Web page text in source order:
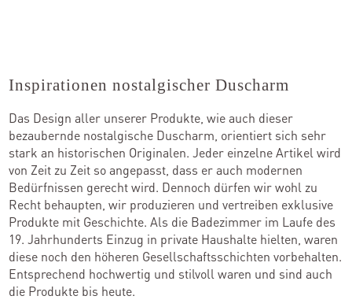
Inspirationen nostalgischer Duscharm
Das Design aller unserer Produkte, wie auch dieser
bezaubernde nostalgische Duscharm, orientiert sich sehr
stark an historischen Originalen. Jeder einzelne Artikel wird
von Zeit zu Zeit so angepasst, dass er auch modernen
Bedürfnissen gerecht wird. Dennoch dürfen wir wohl zu
Recht behaupten, wir produzieren und vertreiben exklusive
Produkte mit Geschichte. Als die Badezimmer im Laufe des
19. Jahrhunderts Einzug in private Haushalte hielten, waren
diese noch den höheren Gesellschaftsschichten vorbehalten.
Entsprechend hochwertig und stilvoll waren und sind auch
die Produkte bis heute.